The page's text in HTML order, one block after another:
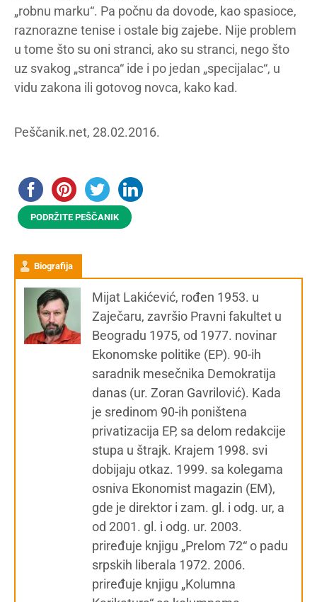
„robnu marku“. Pa počnu da dovode, kao spasioce,
raznorazne tenise i ostale big zajebe. Nije problem
u tome što su oni stranci, ako su stranci, nego što
uz svakog „stranca“ ide i po jedan „specijalac“, u
vidu zakona ili gotovog novca, kako kad.
Peščanik.net, 28.02.2016.
PODRŽITE PEŠČANIK
Biografija
Mijat Lakićević, rođen 1953. u
Zaječaru, završio Pravni fakultet u
Beogradu 1975, od 1977. novinar
Ekonomske politike (EP). 90-ih
saradnik mesečnika Demokratija
danas (ur. Zoran Gavrilović). Kada
je sredinom 90-ih poništena
privatizacija EP, sa delom redakcije
stupa u štrajk. Krajem 1998. svi
dobijaju otkaz. 1999. sa kolegama
osniva Ekonomist magazin (EM),
gde je direktor i zam. gl. i odg. ur, a
od 2001. gl. i odg. ur. 2003.
priređuje knjigu „Prelom 72“ o padu
srpskih liberala 1972. 2006.
priređuje knjigu „Kolumna